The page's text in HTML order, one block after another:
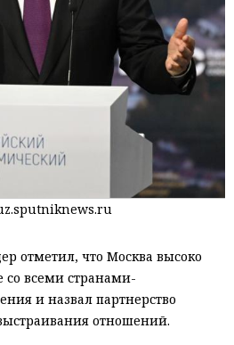
отметил, что Москва высоко
со всеми странами-
и назвал партнерство
отношений.